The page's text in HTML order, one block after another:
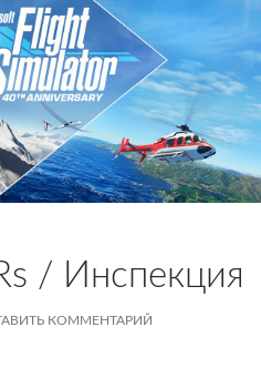
/ Инспекция
КОММЕНТАРИЙ